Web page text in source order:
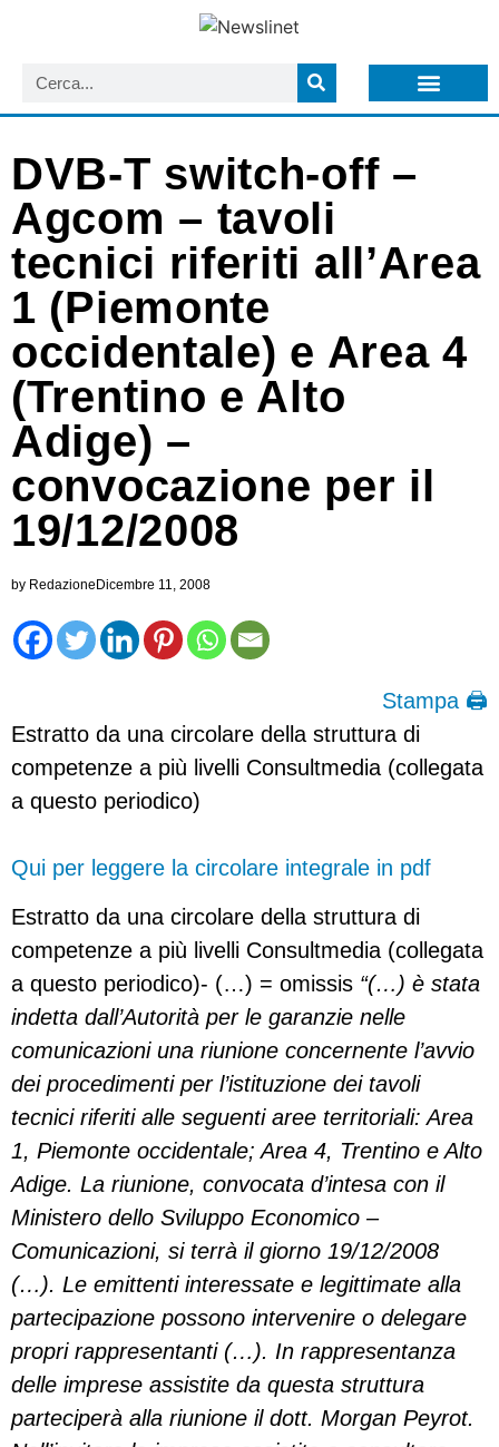
DVB-T switch-off –
Agcom – tavoli
tecnici riferiti all’Area
1 (Piemonte
occidentale) e Area 4
(Trentino e Alto
Adige) –
convocazione per il
19/12/2008
by RedazioneDicembre 11, 2008
Stampa 🖨
Estratto da una circolare della struttura di
competenze a più livelli Consultmedia (collegata
a questo periodico)
Qui per leggere la circolare integrale in pdf
Estratto da una circolare della struttura di
competenze a più livelli Consultmedia (collegata
a questo periodico)- (…) = omissis “(…) è stata
indetta dall’Autorità per le garanzie nelle
comunicazioni una riunione concernente l’avvio
dei procedimenti per l’istituzione dei tavoli
tecnici riferiti alle seguenti aree territoriali: Area
1, Piemonte occidentale; Area 4, Trentino e Alto
Adige. La riunione, convocata d’intesa con il
Ministero dello Sviluppo Economico –
Comunicazioni, si terrà il giorno 19/12/2008
(…). Le emittenti interessate e legittimate alla
partecipazione possono intervenire o delegare
propri rappresentanti (…). In rappresentanza
delle imprese assistite da questa struttura
parteciperà alla riunione il dott. Morgan Peyrot.